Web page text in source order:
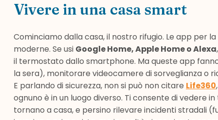
Vivere in una casa smart
Cominciamo dalla casa, il nostro rifugio. Le app per
moderne. Se usi Google Home, Apple Home o Alexa
il termostato dallo smartphone. Ma queste app
la sera), monitorare videocamere di sorveglianza o
E parlando di sicurezza, non si può non citare Life360
ognuno è in un luogo diverso. Ti consente di vedere
tornano a casa, e persino rilevare incidenti stradali